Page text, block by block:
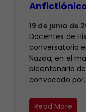
19 de junio de
Docentes de
conversatorio
Nazoa, en el
bicentenario
convocado
Read More